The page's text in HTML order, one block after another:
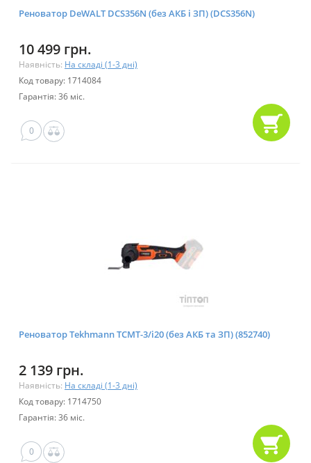
Реноватор DeWALT DCS356N (без АКБ і ЗП) (DCS356N)
10 499 грн.
Наявність: На складі (1-3 дні)
Код товару: 1714084
Гарантія: 36 міс.
0
Реноватор Tekhmann TCMT-3/i20 (без АКБ та ЗП) (852740)
2 139 грн.
Наявність: На складі (1-3 дні)
Код товару: 1714750
Гарантія: 36 міс.
0